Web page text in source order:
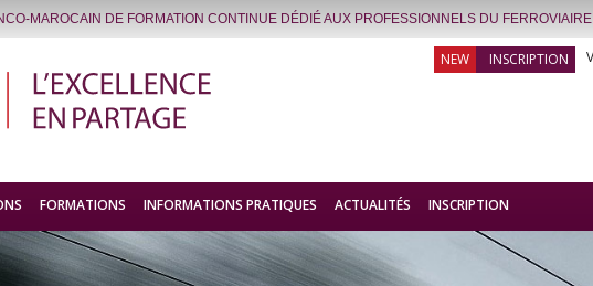
MAROCAIN DE FORMATION CONTINUE DÉDIÉ AUX PROFESSIONNELS DU
INSCRIPTION
FORMATIONS INFORMATIONS PRATIQUES ACTUALITÉS INSCRIPTION